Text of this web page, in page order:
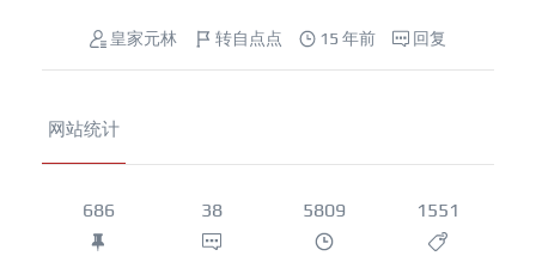
皇家元林 转自点点 15 年前 回复
网站统计
686 38 5809 1551